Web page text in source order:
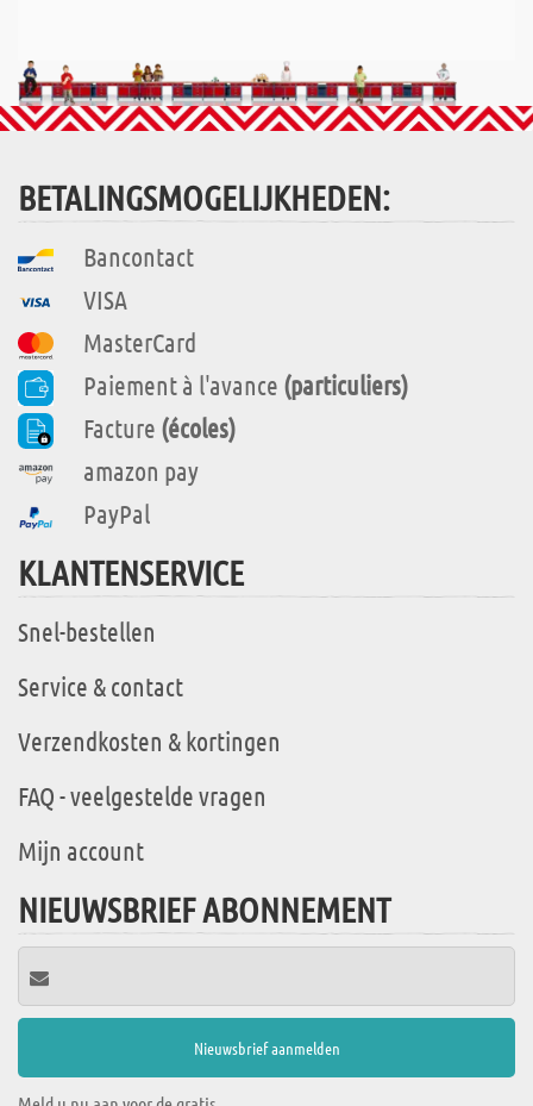
BETALINGSMOGELIJKHEDEN:
Bancontact
VISA
MasterCard
Paiement à l'avance (particuliers)
Facture (écoles)
amazon pay
PayPal
KLANTENSERVICE
Snel-bestellen
Service & contact
Verzendkosten & kortingen
FAQ - veelgestelde vragen
Mijn account
NIEUWSBRIEF ABONNEMENT